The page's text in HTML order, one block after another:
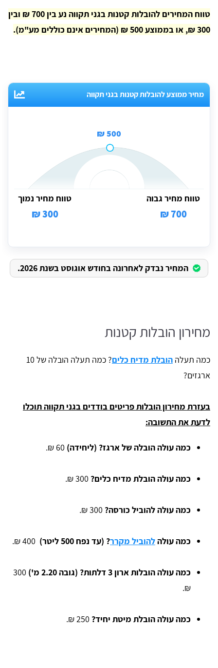
טווח המחירים להובלות קטנות בגני תקווה נע בין 700 ₪ ובין
300 ₪, או בממוצע 500 ₪ (המחירים אינם כוללים מע"מ).
מחיר ממוצע להובלות קטנות בגני תקווה
500 ₪
טווח מחיר גבוה
700 ₪
טווח מחיר נמוך
300 ₪
המחיר נבדק לאחרונה בחודש אוגוסט בשנת 2026.
מחירון הובלות קטנות
כמה תעלה הובלת מדיח כלים
? כמה תעלה הובלה של 10
ארגזים?
בעזרת מחירון הובלות פריטים בודדים בגני תקווה תוכלו
לדעת את התשובה:
כמה עולה הובלה של ארגז? (ליחידה)
כמה עולה הובלת מדיח כלים?
כמה עולה להוביל כורסה?
כמה עולהלהוביל מקרר? (עד נפח 500 ליטר)
כמה עולה הובלות ארון 3 דלתות? (גובה 2.20 מ')
300
₪.
כמה עולה הובלת מיטת יחיד? 250 ₪.